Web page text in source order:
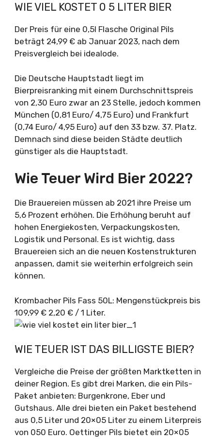
WIE VIEL KOSTET 0 5 LITER BIER
Der Preis für eine 0,5l Flasche Original Pils
beträgt 24,99 € ab Januar 2023, nach dem
Preisvergleich bei idealode.
Die Deutsche Hauptstadt liegt im
Bierpreisranking mit einem Durchschnittspreis
von 2,30 Euro zwar an 23 Stelle, jedoch kommen
München (0,81 Euro/ 4,75 Euro) und Frankfurt
(0,74 Euro/ 4,95 Euro) auf den 33 bzw. 37. Platz.
Demnach sind diese beiden Städte deutlich
günstiger als die Hauptstadt.
Wie Teuer Wird Bier 2022?
Die Brauereien müssen ab 2021 ihre Preise um
5,6 Prozent erhöhen. Die Erhöhung beruht auf
hohen Energiekosten, Verpackungskosten,
Logistik und Personal. Es ist wichtig, dass
Brauereien sich an die neuen Kostenstrukturen
anpassen, damit sie weiterhin erfolgreich sein
können.
Krombacher Pils Fass 50L: Mengenstückpreis bis
109,99 € 2,20 € / 1 Liter.
WIE TEUER IST DAS BILLIGSTE BIER?
Vergleiche die Preise der größten Marktketten in
deiner Region. Es gibt drei Marken, die ein Pils-
Paket anbieten: Burgenkrone, Eber und
Gutshaus. Alle drei bieten ein Paket bestehend
aus 0,5 Liter und 20×05 Liter zu einem Literpreis
von 050 Euro. Oettinger Pils bietet ein 20×05